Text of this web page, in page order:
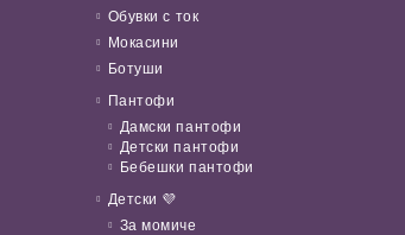
Обувки с ток
Мокасини
Ботуши
Пантофи
Дамски пантофи
Детски пантофи
Бебешки пантофи
Детски 💜
За момиче